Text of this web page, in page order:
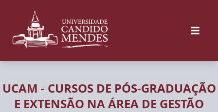
UCAM - CURSOS DE PÓS-GRADUAÇÃO
E EXTENSÃO NA ÁREA DE GESTÃO